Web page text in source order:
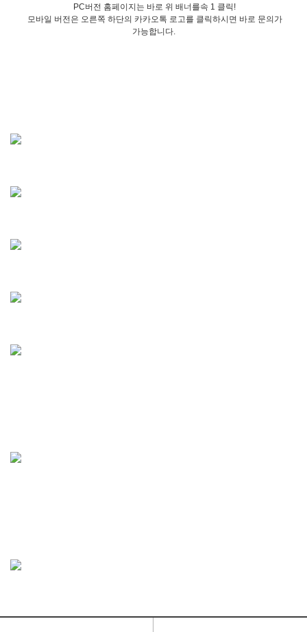
PC버전 홈페이지는 바로 위 배너를속 1 클릭!
모바일 버전은 오른쪽 하단의 카카오톡 로고를 클릭하시면 바로 문의가
가능합니다.